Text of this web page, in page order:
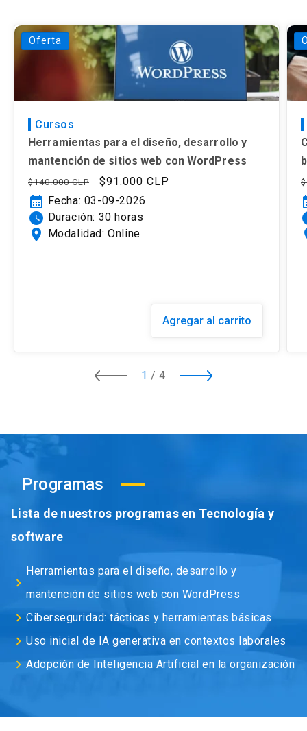
Oferta
Cursos
Herramientas para el diseño, desarrollo y
mantención de sitios web con WordPress
Precio
habitual
$140.000 CLP
Precio
de
oferta
$91.000 CLP
calendar_month Fecha: 03-09-2026
watch_later Duración: 30 horas
location_on Modalidad: Online
Agregar al carrito
1 /4
Programas
Lista de nuestros programas en Tecnología y
software
keyboard_arrow_right
Herramientas para el diseño, desarrollo y
mantención de sitios web con WordPress
keyboard_arrow_right Ciberseguridad: tácticas y herramientas básicas
keyboard_arrow_right Uso inicial de IA generativa en contextos laborales
keyboard_arrow_right Adopción de Inteligencia Artificial en la organización